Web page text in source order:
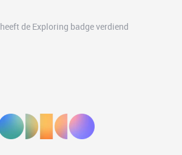
heeft de Exploring badge verdiend